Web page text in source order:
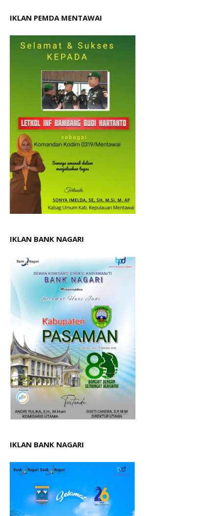
IKLAN PEMDA MENTAWAI
IKLAN BANK NAGARI
IKLAN BANK NAGARI